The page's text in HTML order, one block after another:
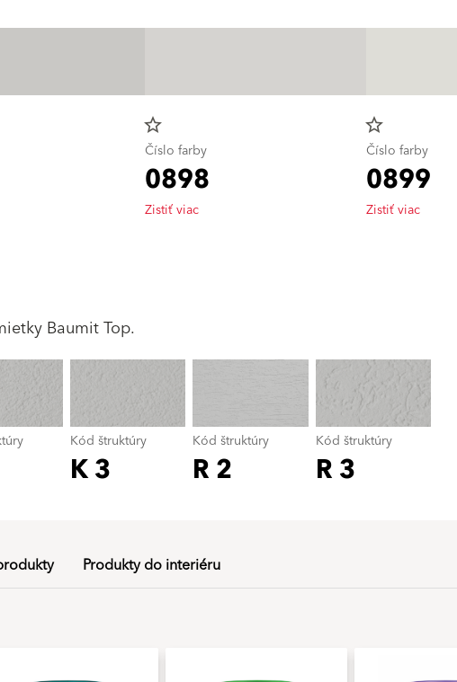
star_border
Číslo farby
0898
Zistiť viac
star_border
Číslo farby
0899
Zistiť viac
Baumit Top.
Kód štruktúry
K 3
Kód štruktúry
R 2
Kód štruktúry
R 3
Produkty do interiéru